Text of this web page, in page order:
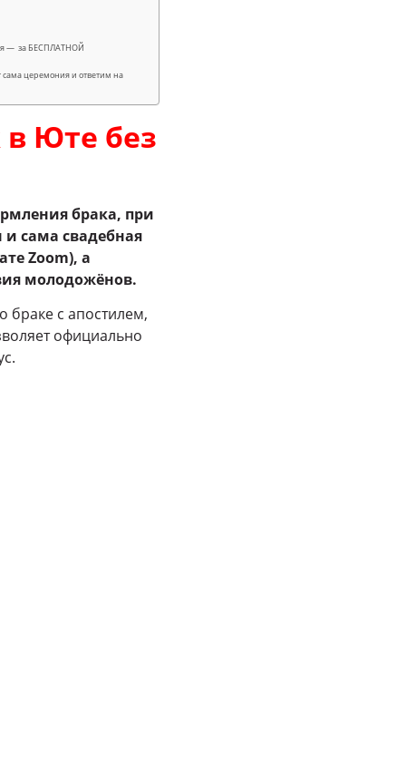
— за БЕСПЛАТНОЙ
церемония и ответим на
в Юте без
брака, при
сама свадебная
Zoom), а
молодожёнов.
браке с апостилем,
официально